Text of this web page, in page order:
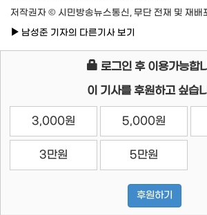
저작권자 © 시민방송뉴스통신, 무단 전재 및 재배
남성준 기자의 다른기사 보기
로그인 후 이용가능합
이 기사를 후원하고 싶습
3,000원 5,000원
3만원 5만원
후원하기